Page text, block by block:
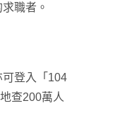
職者。
登入「104
查200萬人